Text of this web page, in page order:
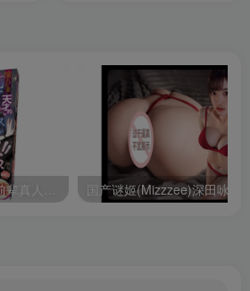
日本汤玛托易士骑乘前辈真人倒模高刺激名器测评报告